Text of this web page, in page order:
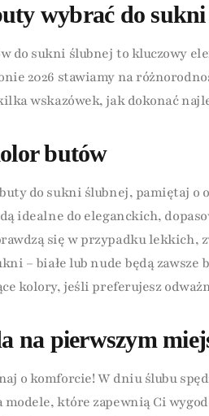
wybrać do
do sukni ślubnej to kluczowy
2026 stawiamy na
wskazówek, jak dokonać
butów
do sukni ślubnej, pamiętaj o
idealne do eleganckich,
się w przypadku lekkich,
– białe lub nude będą
kolory, jeśli preferujesz
na pierwszym
o komforcie! W dniu ślubu
modele, które zapewnią Ci